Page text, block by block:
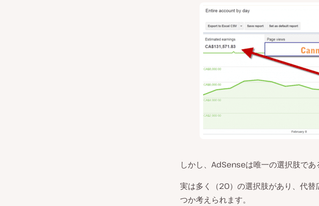
しかし、AdSenseは唯一の選択肢であ
実は多く（20）の選択肢があり、代替
つか考えられます。